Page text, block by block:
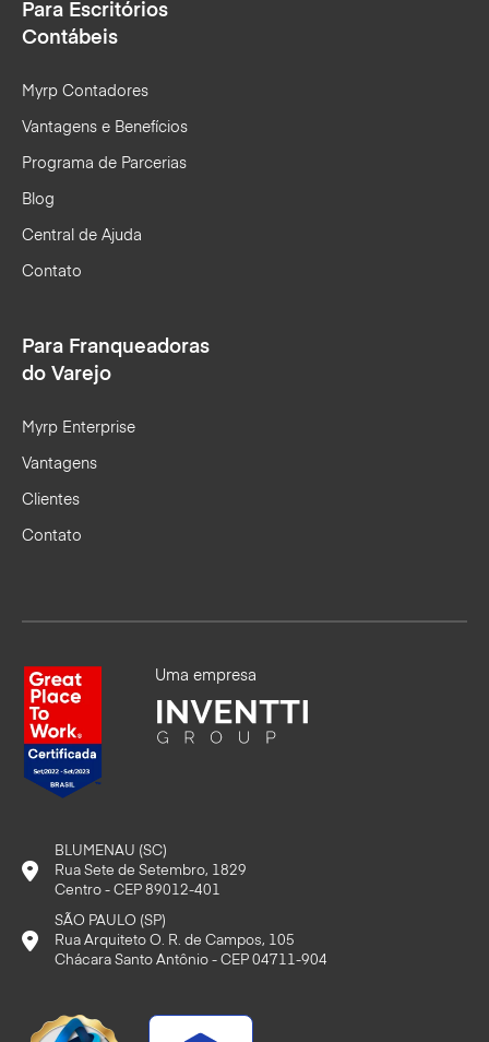
Para Escritórios
Contábeis
Myrp Contadores
Vantagens e Benefícios
Programa de Parcerias
Blog
Central de Ajuda
Contato
Para Franqueadoras
do Varejo
Myrp Enterprise
Vantagens
Clientes
Contato
Uma empresa
BLUMENAU (SC)
Rua Sete de Setembro, 1829
Centro - CEP 89012-401
SÃO PAULO (SP)
Rua Arquiteto O. R. de Campos, 105
Chácara Santo Antônio - CEP 04711-904